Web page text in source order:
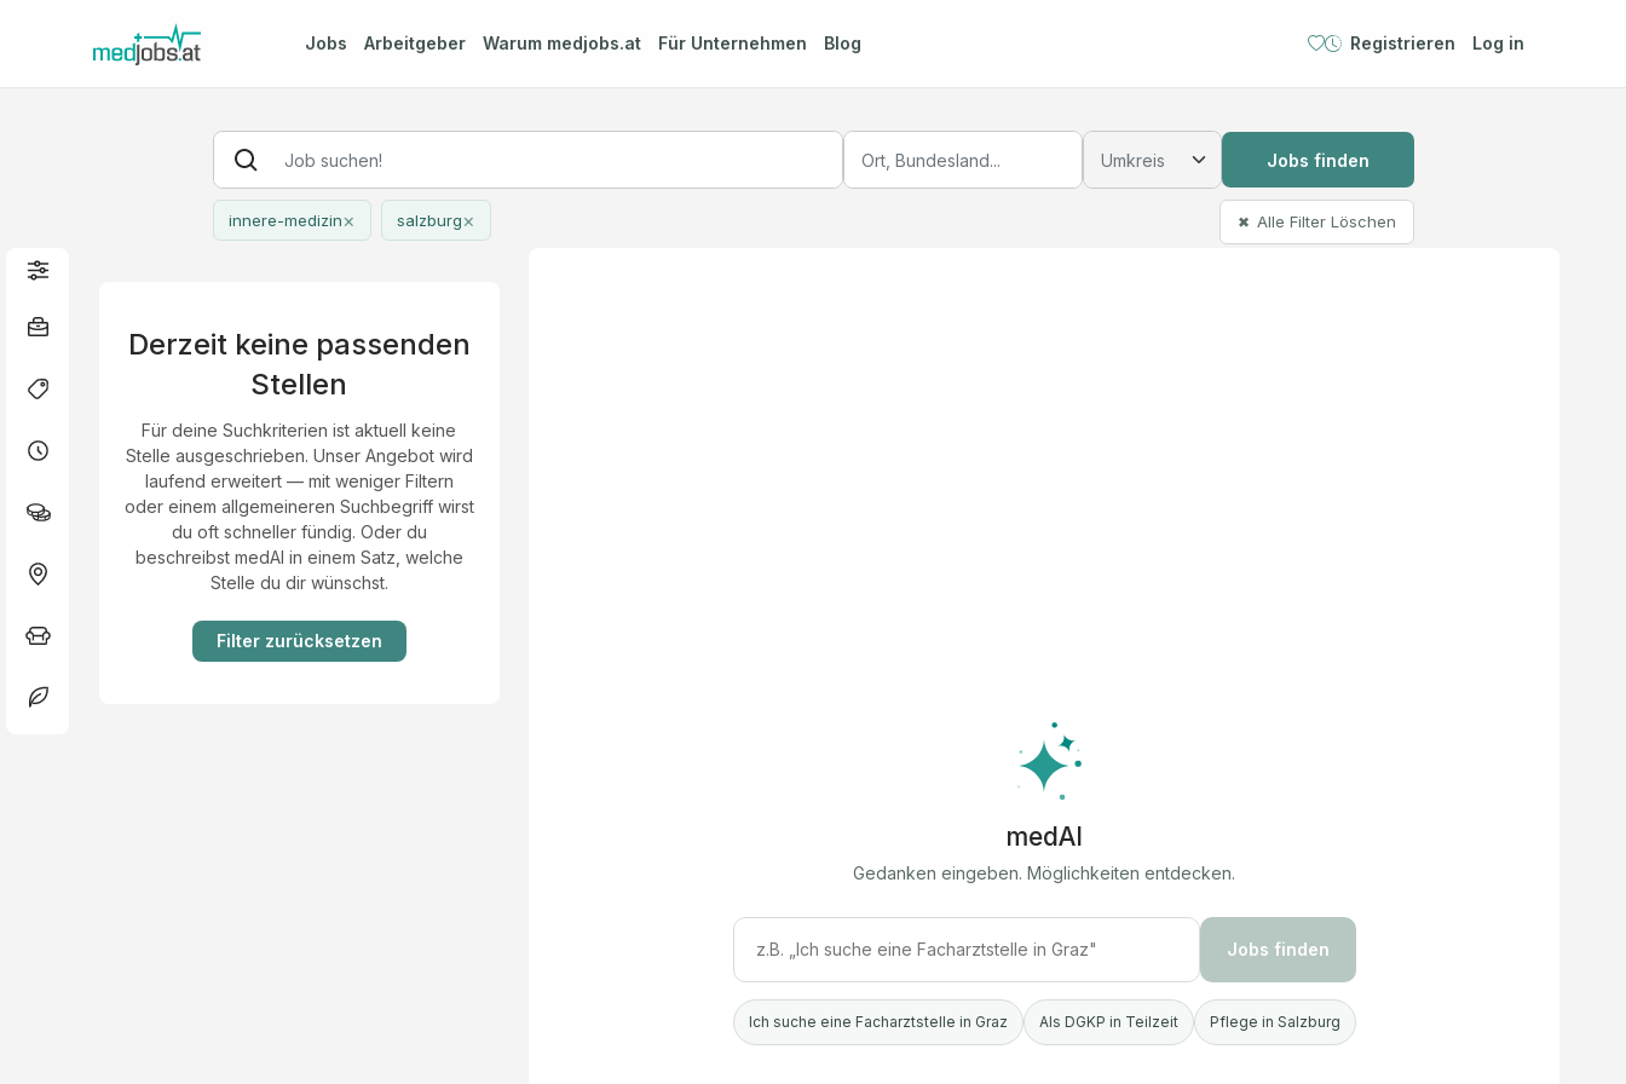
Jobs Arbeitgeber Warum medjobs.at Für Unternehmen Blog Registrieren Log in
Jobs finden
innere-medizin× salzburg× ✖ Alle Filter Löschen
Derzeit keine passenden
Stellen
Für deine Suchkriterien ist aktuell keine
Stelle ausgeschrieben. Unser Angebot wird
laufend erweitert — mit weniger Filtern
oder einem allgemeineren Suchbegriff wirst
du oft schneller fündig. Oder du
beschreibst medAI in einem Satz, welche
Stelle du dir wünschst.
Filter zurücksetzen
medAI
Gedanken eingeben. Möglichkeiten entdecken.
Jobs finden
Ich suche eine Facharztstelle in Graz Als DGKP in Teilzeit Pflege in Salzburg